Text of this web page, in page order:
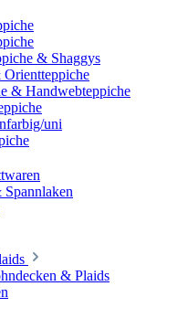
& Shaggys
Orientteppiche
& Handwebteppiche
uni
& Plaids